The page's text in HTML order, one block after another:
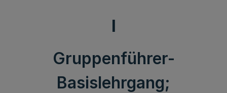
I
Gruppenführer-
Basislehrgang;